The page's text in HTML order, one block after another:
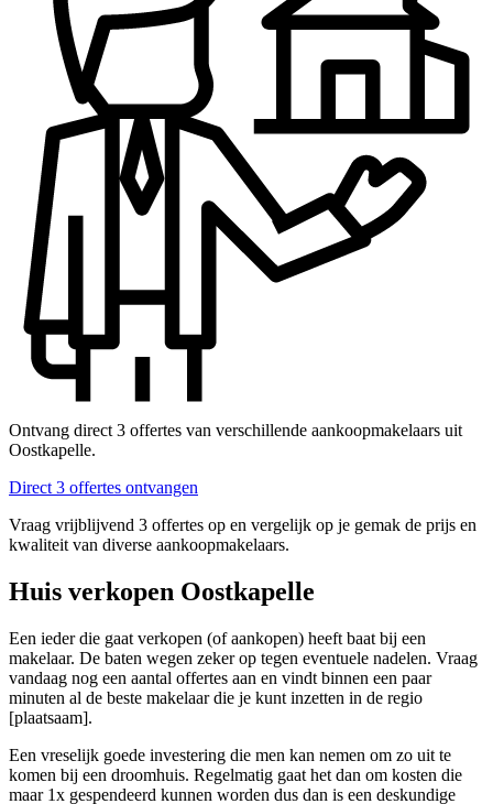
Ontvang direct 3 offertes van verschillende aankoopmakelaars uit
Oostkapelle.
Direct 3 offertes ontvangen
Vraag vrijblijvend 3 offertes op en vergelijk op je gemak de prijs en
kwaliteit van diverse aankoopmakelaars.
Huis verkopen Oostkapelle
Een ieder die gaat verkopen (of aankopen) heeft baat bij een
makelaar. De baten wegen zeker op tegen eventuele nadelen. Vraag
vandaag nog een aantal offertes aan en vindt binnen een paar
minuten al de beste makelaar die je kunt inzetten in de regio
[plaatsaam].
Een vreselijk goede investering die men kan nemen om zo uit te
komen bij een droomhuis. Regelmatig gaat het dan om kosten die
maar 1x gespendeerd kunnen worden dus dan is een deskundige